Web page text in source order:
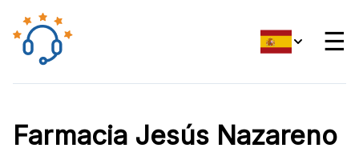
☰
Farmacia Jesús Nazareno